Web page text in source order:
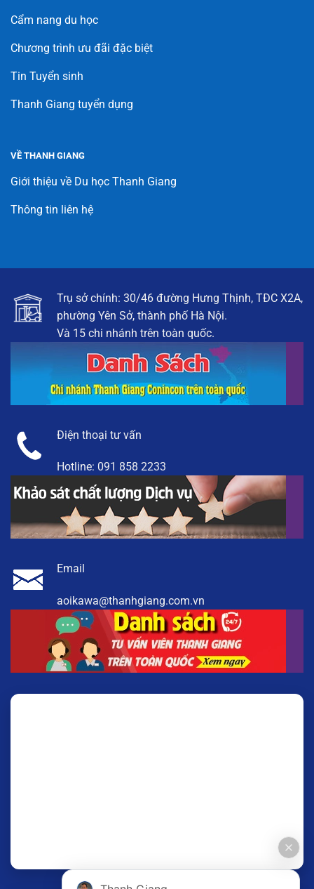
Cẩm nang du học
Chương trình ưu đãi đặc biệt
Tin Tuyển sinh
Thanh Giang tuyển dụng
VỀ THANH GIANG
Giới thiệu về Du học Thanh Giang
Thông tin liên hệ
Trụ sở chính: 30/46 đường Hưng Thịnh, TĐC X2A,
phường Yên Sở, thành phố Hà Nội.
Và 15 chi nhánh trên toàn quốc.
Điện thoại tư vấn
Hotline: 091 858 2233
Email
aoikawa@thanhgiang.com.vn